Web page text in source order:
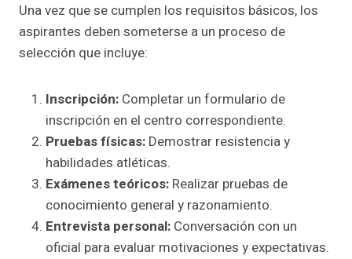
Una vez que se cumplen los requisitos básicos, los
aspirantes deben someterse a un proceso de
selección que incluye:
Inscripción: Completar un formulario de
inscripción en el centro correspondiente.
Pruebas físicas: Demostrar resistencia y
habilidades atléticas.
Exámenes teóricos: Realizar pruebas de
conocimiento general y razonamiento.
Entrevista personal: Conversación con un
oficial para evaluar motivaciones y expectativas.